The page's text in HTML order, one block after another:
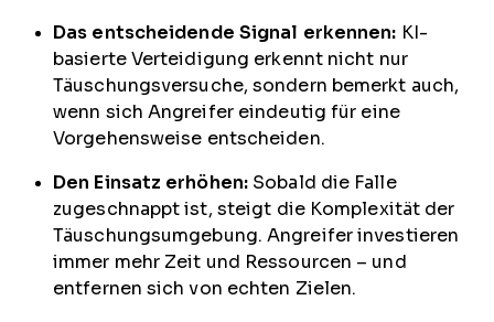
Das entscheidende Signal erkennen: KI-
basierte Verteidigung erkennt nicht nur
Täuschungsversuche, sondern bemerkt auch,
wenn sich Angreifer eindeutig für eine
Vorgehensweise entscheiden.
Den Einsatz erhöhen: Sobald die Falle
zugeschnappt ist, steigt die Komplexität der
Täuschungsumgebung. Angreifer investieren
immer mehr Zeit und Ressourcen – und
entfernen sich von echten Zielen.